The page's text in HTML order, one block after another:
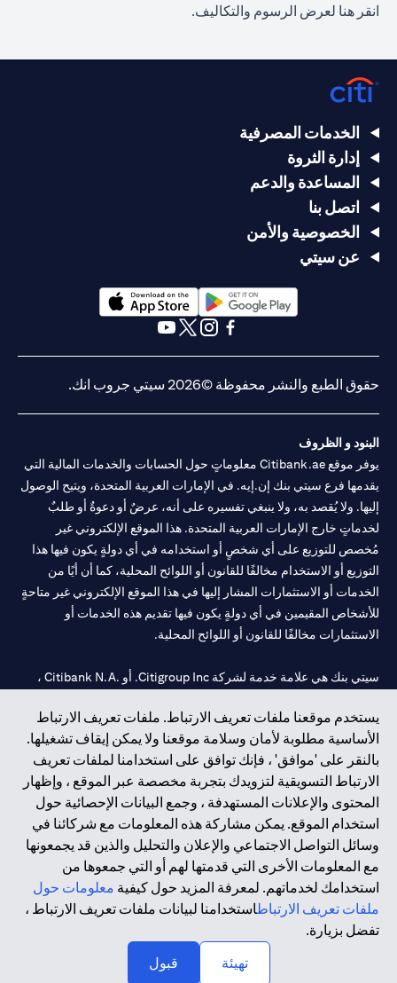
انقر هنا لعرض الرسوم والتكاليف.
يستخدم موقعنا ملفات تعريف الارتباط. ملفات تعريف الارتباط
الأساسية مطلوبة لأمان وسلامة موقعنا ولا يمكن إيقاف تشغيلها.
بالنقر على 'موافق' ، فإنك توافق على استخدامنا لملفات تعريف
الارتباط التسويقية لتزويدك بتجربة مخصصة عبر الموقع ، وإظهار
المحتوى والإعلانات المستهدفة ، وجمع البيانات الإحصائية حول
استخدام الموقع. يمكن مشاركة هذه المعلومات مع شركائنا في
وسائل التواصل الاجتماعي والإعلان والتحليل والذين قد يجمعونها
مع المعلومات الأخرى التي قدمتها لهم أو التي جمعوها من
استخدامك لخدماتهم. لمعرفة المزيد حول كيفية معلومات حول
ملفات تعريف الارتباطاستخدامنا لبيانات ملفات تعريف الارتباط ،
تفضل بزيارة.
تهيئة
قبول
الخدمات المصرفية
إدارة الثروة
المساعدة والدعم
اتصل بنا
الخصوصية والأمن
عن سيتي
(opens in a new tab)
حقوق الطبع والنشر محفوظة ©2026 سيتي جروب انك.
البنود و الظروف
يوفر موقع Citibank.ae معلوماتٍ حول الحسابات والخدمات المالية التي
يقدمها فرع سيتي بنك إن.إيه. في الإمارات العربية المتحدة، ويتيح الوصول
إليها. ولا يُقصد به، ولا ينبغي تفسيره على أنه، عرضٌ أو دعوةٌ أو طلبٌ
لخدماتٍ خارج الإمارات العربية المتحدة. هذا الموقع الإلكتروني غير
مُخصص للتوزيع على أي شخصٍ أو استخدامه في أي دولةٍ يكون فيها هذا
التوزيع أو الاستخدام مخالفًا للقانون أو اللوائح المحلية، كما أن أيًا من
الخدمات أو الاستثمارات المشار إليها في هذا الموقع الإلكتروني غير متاحةٍ
للأشخاص المقيمين في أي دولةٍ يكون فيها تقديم هذه الخدمات أو
الاستثمارات مخالفًا للقانون أو اللوائح المحلية.
سيتي بنك هي علامة خدمة لشركة Citigroup Inc. أو .Citibank N.A ،
سيتي بنك إن. إيه. الإمارات مسجل لدى مصرف الإمارات المركزي تحت
أرقام التراخيص 202563 لفرع الوصل في دبي، 531989 لفرع مول
الإمارات في دبي، وCN-1002019لفرع أبوظبي. هاتف: 4000 311 04.
فرع سيتي بنك إن إيه - الإمارات العربية المتحدة مرخص من مصرف
الإمارات العربية المتحدة المركزي كفرع لبنك أجنبي.
سيتي بنك إن إيه الإمارات العربية المتحدة مرخص من هيئة الأوراق المالية
والسلع في الإمارات العربية المتحدة ("SCA") للقيام بالنشاط المالي لـ أ)
الاستشارات المالية والتعريف والترويج بموجب ترخيص رقم
20200000097 ب) وسيط تداول في الأسواق الدولية بموجب ترخيص
حقوق الطبع والنشر محفوظة ©2026 سيتي جروب انك.